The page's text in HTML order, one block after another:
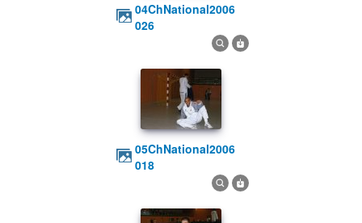
04ChNational2006
026
05ChNational2006
018